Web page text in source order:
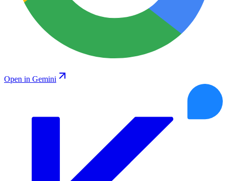
Open in Gemini